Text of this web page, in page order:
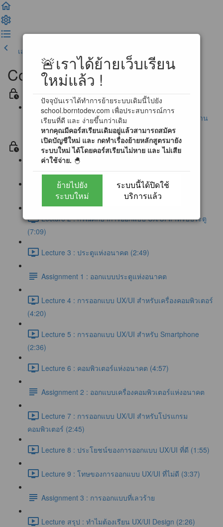
🚨เราได้ย้ายเว็บเรียน
ใหม่แล้ว !
ปัจจุบันเราได้ทำการย้ายระบบเดิมนี้ไปยัง
school.borntodev.com เพื่อประสบการณ์การ
เรียนที่ดี และ ง่ายขึ้นกว่าเดิม
หากคุณมีคอร์สเรียนเดิมอยู่แล้วสามารถสมัคร
เปิดบัญชีใหม่ และ กดทำเรื่องย้ายหลักสูตรมายัง
ระบบใหม่ ได้โดยคอร์สเรียนไม่หาย และ ไม่เสีย
ค่าใช้จ่าย. 🐣
ย้ายไปยัง
ระบบใหม่
ระบบนี้ได้ปิดใช้
บริการแล้ว
เลคเชอร์ก่อนหน้า
Complete UX/UI Design
Section ประกาศ / ข้อตกลงสำหรับการเรียนรู้
นโยบายการตอบคำถามข้อสงสัย และ การสนับสนุนผ่าน
Community
Section 0 โลกของ UX/UI Design (Free)
Lecture 0 : First step to UX/UI Designer (1:16)
Lecture 1 : ประตูแห่งการออกแบบ UX/UI (2:12)
Lecture 2 : กรณีศึกษาการออกแบบ UX/UI สำหรับประตู
(7:09)
Lecture 3 : ประตูแห่งอนาคต (2:49)
Assignment 1 : ออกแบบประตูแห่งอนาคต
Lecture 4 : การออกแบบ UX/UI สำหรับเครื่องคอมพิวเตอร์
(4:20)
Lecture 5 : การออกแบบ UX/UI สำหรับ Smartphone
(2:36)
Lecture 6 : คอมพิวเตอร์แห่งอนาคต (4:57)
Assignment 2 : ออกแบบเครื่องคอมพิวเตอร์แห่งอนาคต
Lecture 7 : การออกแบบ UX/UI สำหรับโปรแกรม
คอมพิวเตอร์ (2:45)
Lecture 8 : ประโยชน์ของการออกแบบ UX/UI ที่ดี (1:55)
Lecture 9 : โทษของการออกแบบ UX/UI ที่ไม่ดี (3:37)
Assignment 3 : การออกแบบที่เลวร้าย
Lecture สรุป : ทำไมต้องเรียน UX/UI Design (2:26)